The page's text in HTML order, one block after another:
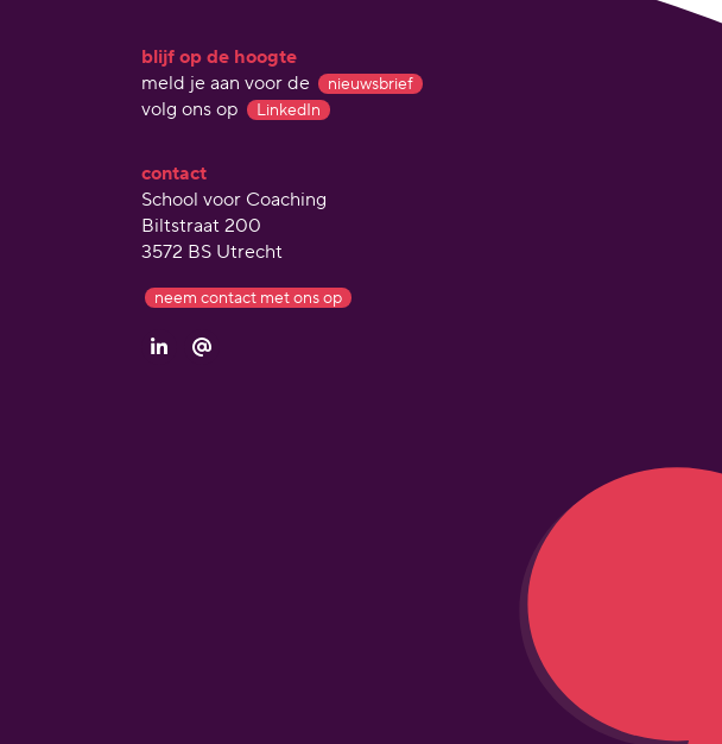
blijf op de hoogte
meld je aan voor de
nieuwsbrief
volg ons op LinkedIn
contact
School voor Coaching
Biltstraat 200
3572 BS Utrecht
neem contact met ons op